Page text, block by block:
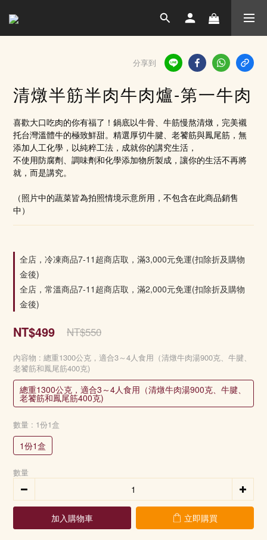
分享到
清燉半筋半肉牛肉爐-第一牛肉
喜歡大口吃肉的你有福了！鍋底以牛骨、牛筋慢熬清燉，完美襯
托台灣溫體牛的極致鮮甜。精選厚切牛腱、老饕筋與鳳尾筋，無
添加人工化學，以純粹工法，成就你的講究生活，
不使用防腐劑、調味劑和化學添加物所製成，讓你的生活不再將
就，而是講究。
（照片中的蔬菜皆為拍照情境示意所用，不包含在此商品銷售
中）
全店，冷凍商品7-11超商店取，滿3,000元免運(扣除折及購物
金後)
全店，常溫商品7-11超商店取，滿2,000元免運(扣除折及購物
金後)
NT$499 NT$550
內容物 : 總重1300公克，適合3～4人食用（清燉牛肉湯900克、牛腱、
老饕筋和鳳尾筋400克)
總重1300公克，適合3～4人食用（清燉牛肉湯900克、牛腱、
老饕筋和鳳尾筋400克)
數量 : 1份1盒
1份1盒
數量
加入購物車 立即購買